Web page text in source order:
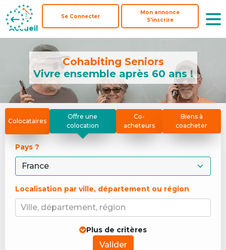
Accueil
Se Connecter
Mon annonce
S'inscrire
Accueil
Se Connecter
Mon annonce
S'inscrire
Cohabiting Seniors
Vivre ensemble après 60 ans !
Colocataires
Offre une
colocation
Co-
acheteurs
Biens à
coacheter
Pays ?
Localisation par ville, département ou région
Ville, département, région
Plus de critères
Valider